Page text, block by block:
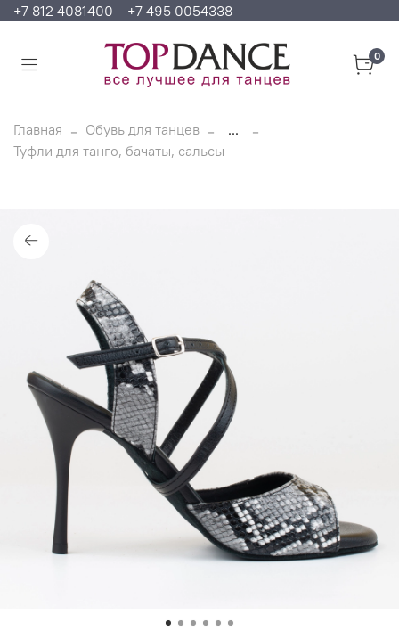
+7 812 4081400 +7 495 0054338
0
Главная Обувь для танцев
...
Туфли для танго, бачаты, сальсы